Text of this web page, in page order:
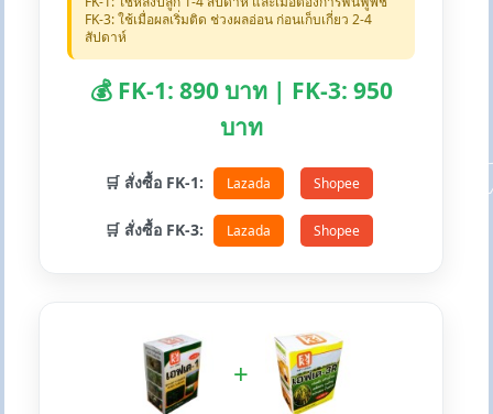
FK-3: ใช้เมื่อผลเริ่มติด ช่วงผลอ่อน ก่อนเก็บเกี่ยว 2-4
สัปดาห์
💰 FK-1: 890 บาท | FK-3: 950
บาท
🛒 สั่งซื้อ FK-1: Lazada Shopee
🛒 สั่งซื้อ FK-3: Lazada Shopee
+